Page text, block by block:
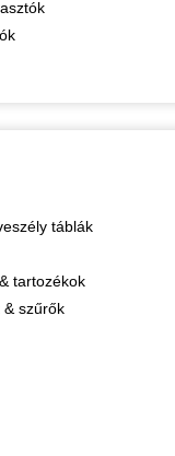
táblák
tartozékok
szűrők